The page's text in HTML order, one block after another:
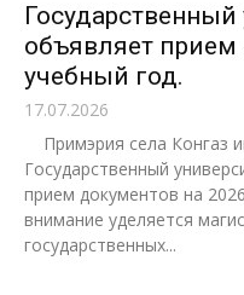
объявляет прием
учебный год.
17.07.2026
Примэрия села Конгаз
Государственный
прием документов на
внимание уделяется
государственных...